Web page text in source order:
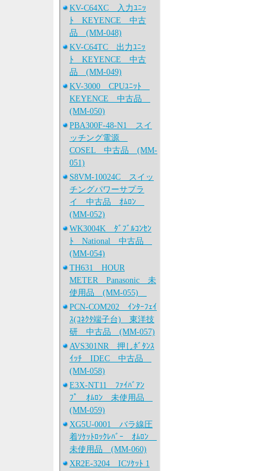
KV-C64XC 入力ﾕﾆｯ
ﾄ KEYENCE 中古
品 (MM-048)
KV-C64TC 出力ﾕﾆｯ
ﾄ KEYENCE 中古
品 (MM-049)
KV-3000 CPUﾕﾆｯﾄ
KEYENCE 中古品
(MM-050)
PBA300F-48-N1 スイ
ッチング電源
COSEL 中古品 (MM-
051)
S8VM-10024C スイッ
チングパワーサプラ
イ 中古品 ｵﾑﾛﾝ
(MM-052)
WK3004K ﾀﾞﾌﾞﾙｺﾝｾﾝ
ﾄ National 中古品
(MM-054)
TH631 HOUR
METER Panasonic 未
使用品 (MM-055)
PCN-COM202 ｲﾝﾀｰﾌｪｲ
ｽ(ｺﾈｸﾀ端子台) 東洋技
研 中古品 (MM-057)
AVS301NR 押しﾎﾞﾀﾝｽ
ｲｯﾁ IDEC 中古品
(MM-058)
E3X-NT11 ﾌｧｲﾊﾞｱﾝ
ﾌﾟ ｵﾑﾛﾝ 未使用品
(MM-059)
XG5U-0001 バラ線圧
着ｿｹｯﾄﾛｯｸﾚﾊﾞｰ ｵﾑﾛﾝ
未使用品 (MM-060)
XR2E-3204 ICｿｹｯﾄ 1